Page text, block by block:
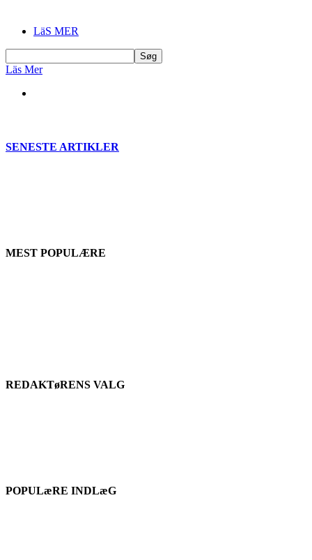
LäS MER
Läs Mer
SENESTE ARTIKLER
MEST POPULÆRE
REDAKTøRENS VALG
POPULæRE INDLæG